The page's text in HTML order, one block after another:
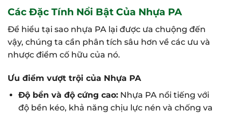
Các Đặc Tính Nổi Bật Của Nhựa PA
Để hiểu tại sao nhựa PA lại được ưa chuộng đến
vậy, chúng ta cần phân tích sâu hơn về các ưu và
nhược điểm cố hữu của nó.
Ưu điểm vượt trội của Nhựa PA
Độ bền và độ cứng cao:Nhựa PA nổi tiếng với
độ bền kéo, khả năng chịu lực nén và chống va